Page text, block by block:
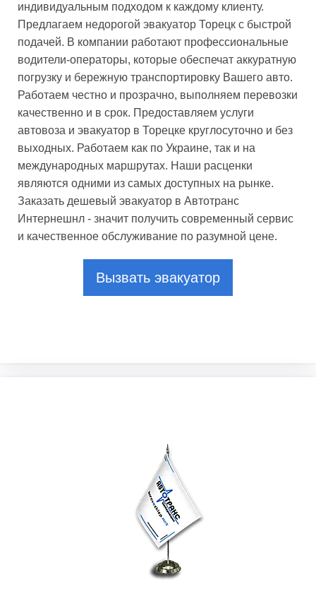
индивидуальным подходом к каждому клиенту.
Предлагаем недорогой эвакуатор Торецк с быстрой
подачей. В компании работают профессиональные
водители-операторы, которые обеспечат аккуратную
погрузку и бережную транспортировку Вашего авто.
Работаем честно и прозрачно, выполняем перевозки
качественно и в срок. Предоставляем услуги
автовоза и эвакуатор в Торецке круглосуточно и без
выходных. Работаем как по Украине, так и на
международных маршрутах. Наши расценки
являются одними из самых доступных на рынке.
Заказать дешевый эвакуатор в Автотранс
Интернешнл - значит получить современный сервис
и качественное обслуживание по разумной цене.
Вызвать эвакуатор